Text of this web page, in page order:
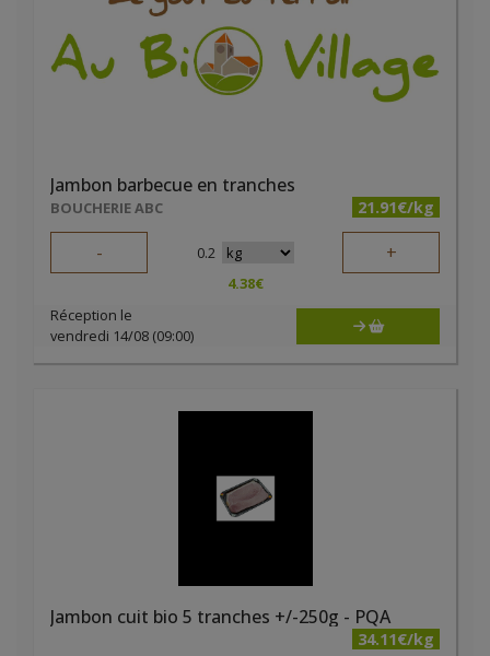
Jambon barbecue en tranches
BOUCHERIE ABC 21.91€/kg
- 0.2 +
4.38€
Réception le
vendredi 14/08 (09:00)
Jambon cuit bio 5 tranches +/-250g - PQA
34.11€/kg